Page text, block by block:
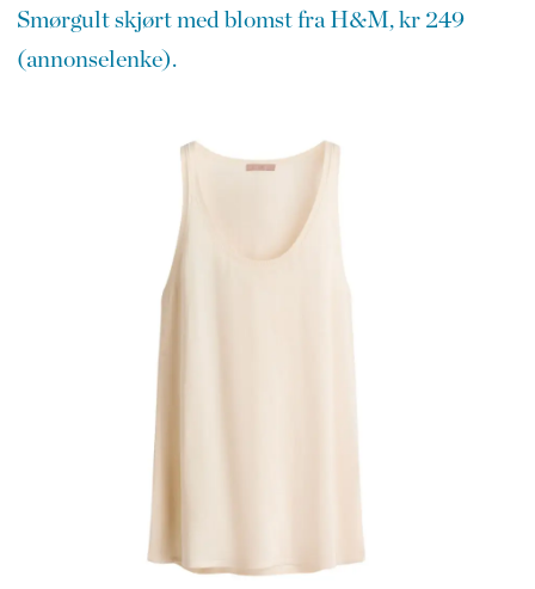
Smørgult skjørt med blomst fra H&M, kr 249
(annonselenke).